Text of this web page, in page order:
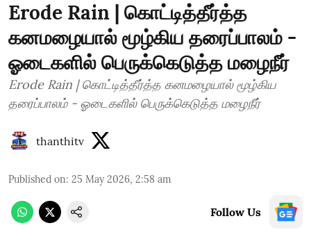
Erode Rain | கொட்டித்தீர்த்த
கனமழையால் மூழ்கிய தரைப்பாலம் -
ஓடைகளில் பெருக்கெடுத்த மழைநீர்
Erode Rain | கொட்டித்தீர்த்த கனமழையால் மூழ்கிய
தரைப்பாலம் - ஓடைகளில் பெருக்கெடுத்த மழைநீர்
thanthitv
Published on: 25 May 2026, 2:58 am
Follow Us